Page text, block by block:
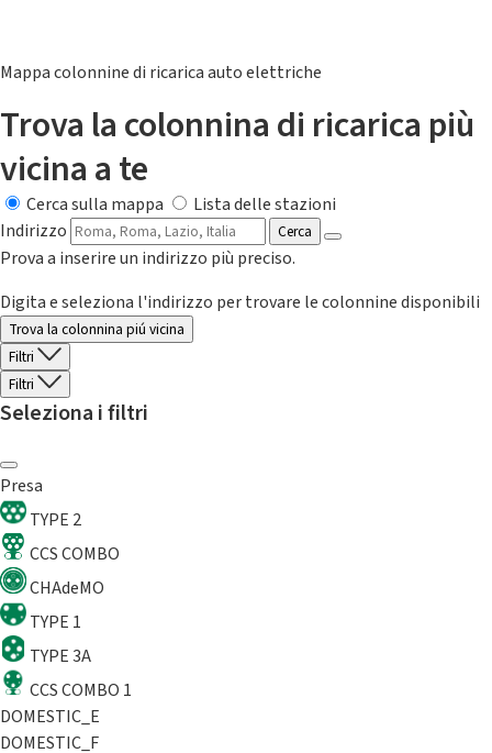
Mappa colonnine di ricarica auto elettriche
Trova la colonnina di ricarica più
vicina a te
Cerca sulla mappa
Lista delle stazioni
Indirizzo
Cerca
Prova a inserire un indirizzo più preciso.
Digita e seleziona l'indirizzo per trovare le colonnine disponibili
Trova la colonnina piú vicina
Filtri
Filtri
Seleziona i filtri
Presa
TYPE 2
CCS COMBO
CHAdeMO
TYPE 1
TYPE 3A
CCS COMBO 1
DOMESTIC_E
DOMESTIC_F